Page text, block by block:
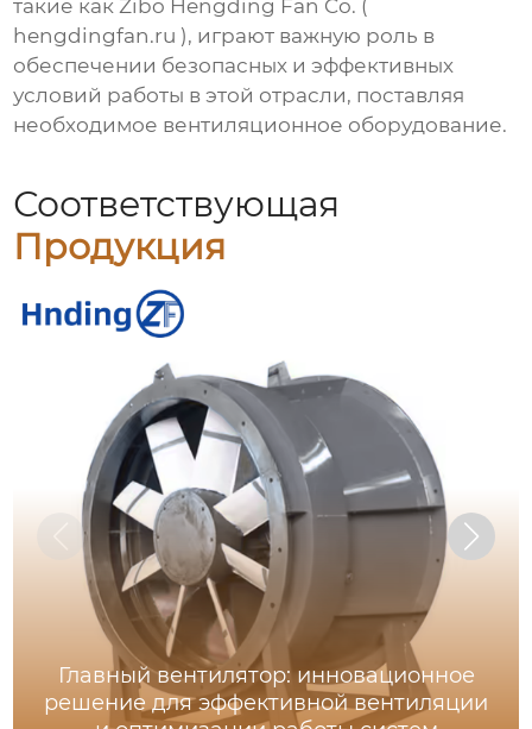
такие как Zibo Hengding Fan Co. (
hengdingfan.ru ), играют важную роль в
обеспечении безопасных и эффективных
условий работы в этой отрасли, поставляя
необходимое вентиляционное оборудование.
Соответствующая
Продукция
Главный вентилятор: инновационное
решение для эффективной вентиляции